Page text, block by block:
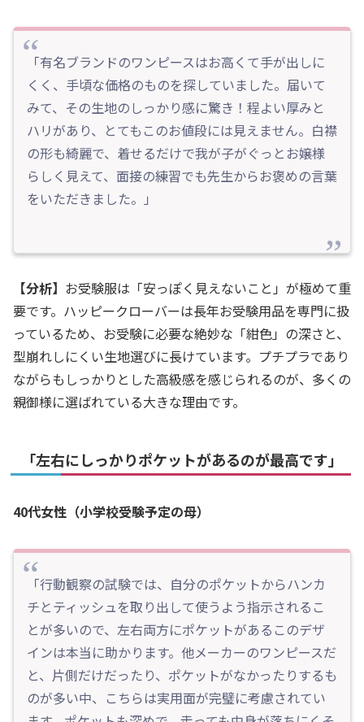
「有名ブランドのワンピースはお高くて手が出しに
くく、手頃な価格のものを探していました。届いて
みて、その生地のしっかり感に驚き！程よい厚みと
ハリがあり、とてもこのお値段には見えません。白襟
の形も綺麗で、着せるだけで我が子がぐっとお嬢様
らしく見えて、面接の練習でも先生からお褒めの言葉
をいただきました。」
【分析】 お受験服は「安っぽく見えないこと」が極めて重
要です。ハッピークローバーは長年お受験用品を専門に扱
っているため、お受験に必要な絶妙な「紺色」の深さと、
型崩れしにくい生地選びに長けています。プチプラであり
ながらもしっかりとした高級感を感じられるのが、多くの
親御様に選ばれている大きな理由です。
「左右にしっかりポケットがあるのが最高です」
40代女性（小学校受験予定の母）
「行動観察の試験では、自分のポケットからハンカ
チとティッシュを取り出して使うよう指示されるこ
とが多いので、左右両方にポケットがあるこのデザ
インは本当に助かります。他メーカーのワンピースだ
と、片側だけだったり、ポケットがなかったりするも
のが多い中、こちらは実用面が完璧に考慮されてい